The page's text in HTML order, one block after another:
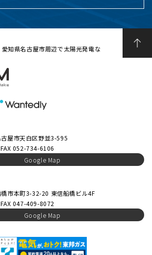
知県名古屋市周辺で太陽光発電な
屋市天白区野並3-595
052-734-6106
Google Map
市本町3-32-20 東信船橋ビル4F
047-409-8072
Google Map